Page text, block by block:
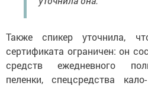
Также спикер уточнила,
сертификата ограничен: он
средств ежедневного
пеленки, спецсредства